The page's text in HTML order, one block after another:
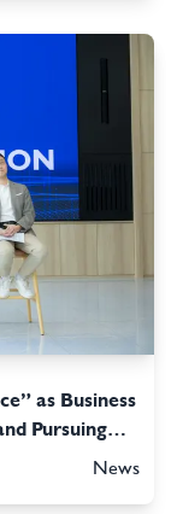
as Business
News